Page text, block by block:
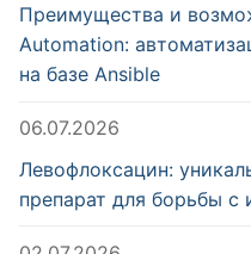
Преимущества и
Automation:
на базе Ansible
06.07.2026
Левофлоксацин:
препарат для борьбы с